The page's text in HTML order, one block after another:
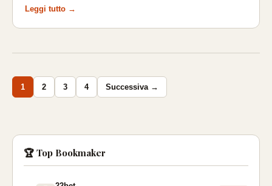
Leggi tutto →
Paginazione
degli
1 2 3 4 Successiva →
🏆 Top Bookmaker